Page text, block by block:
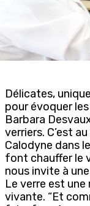
Délicates,
pour évoquer
Barbara
verriers. C’est
Calodyne dans
font chauffer le
nous invite à
Le verre est
vivante. “Et